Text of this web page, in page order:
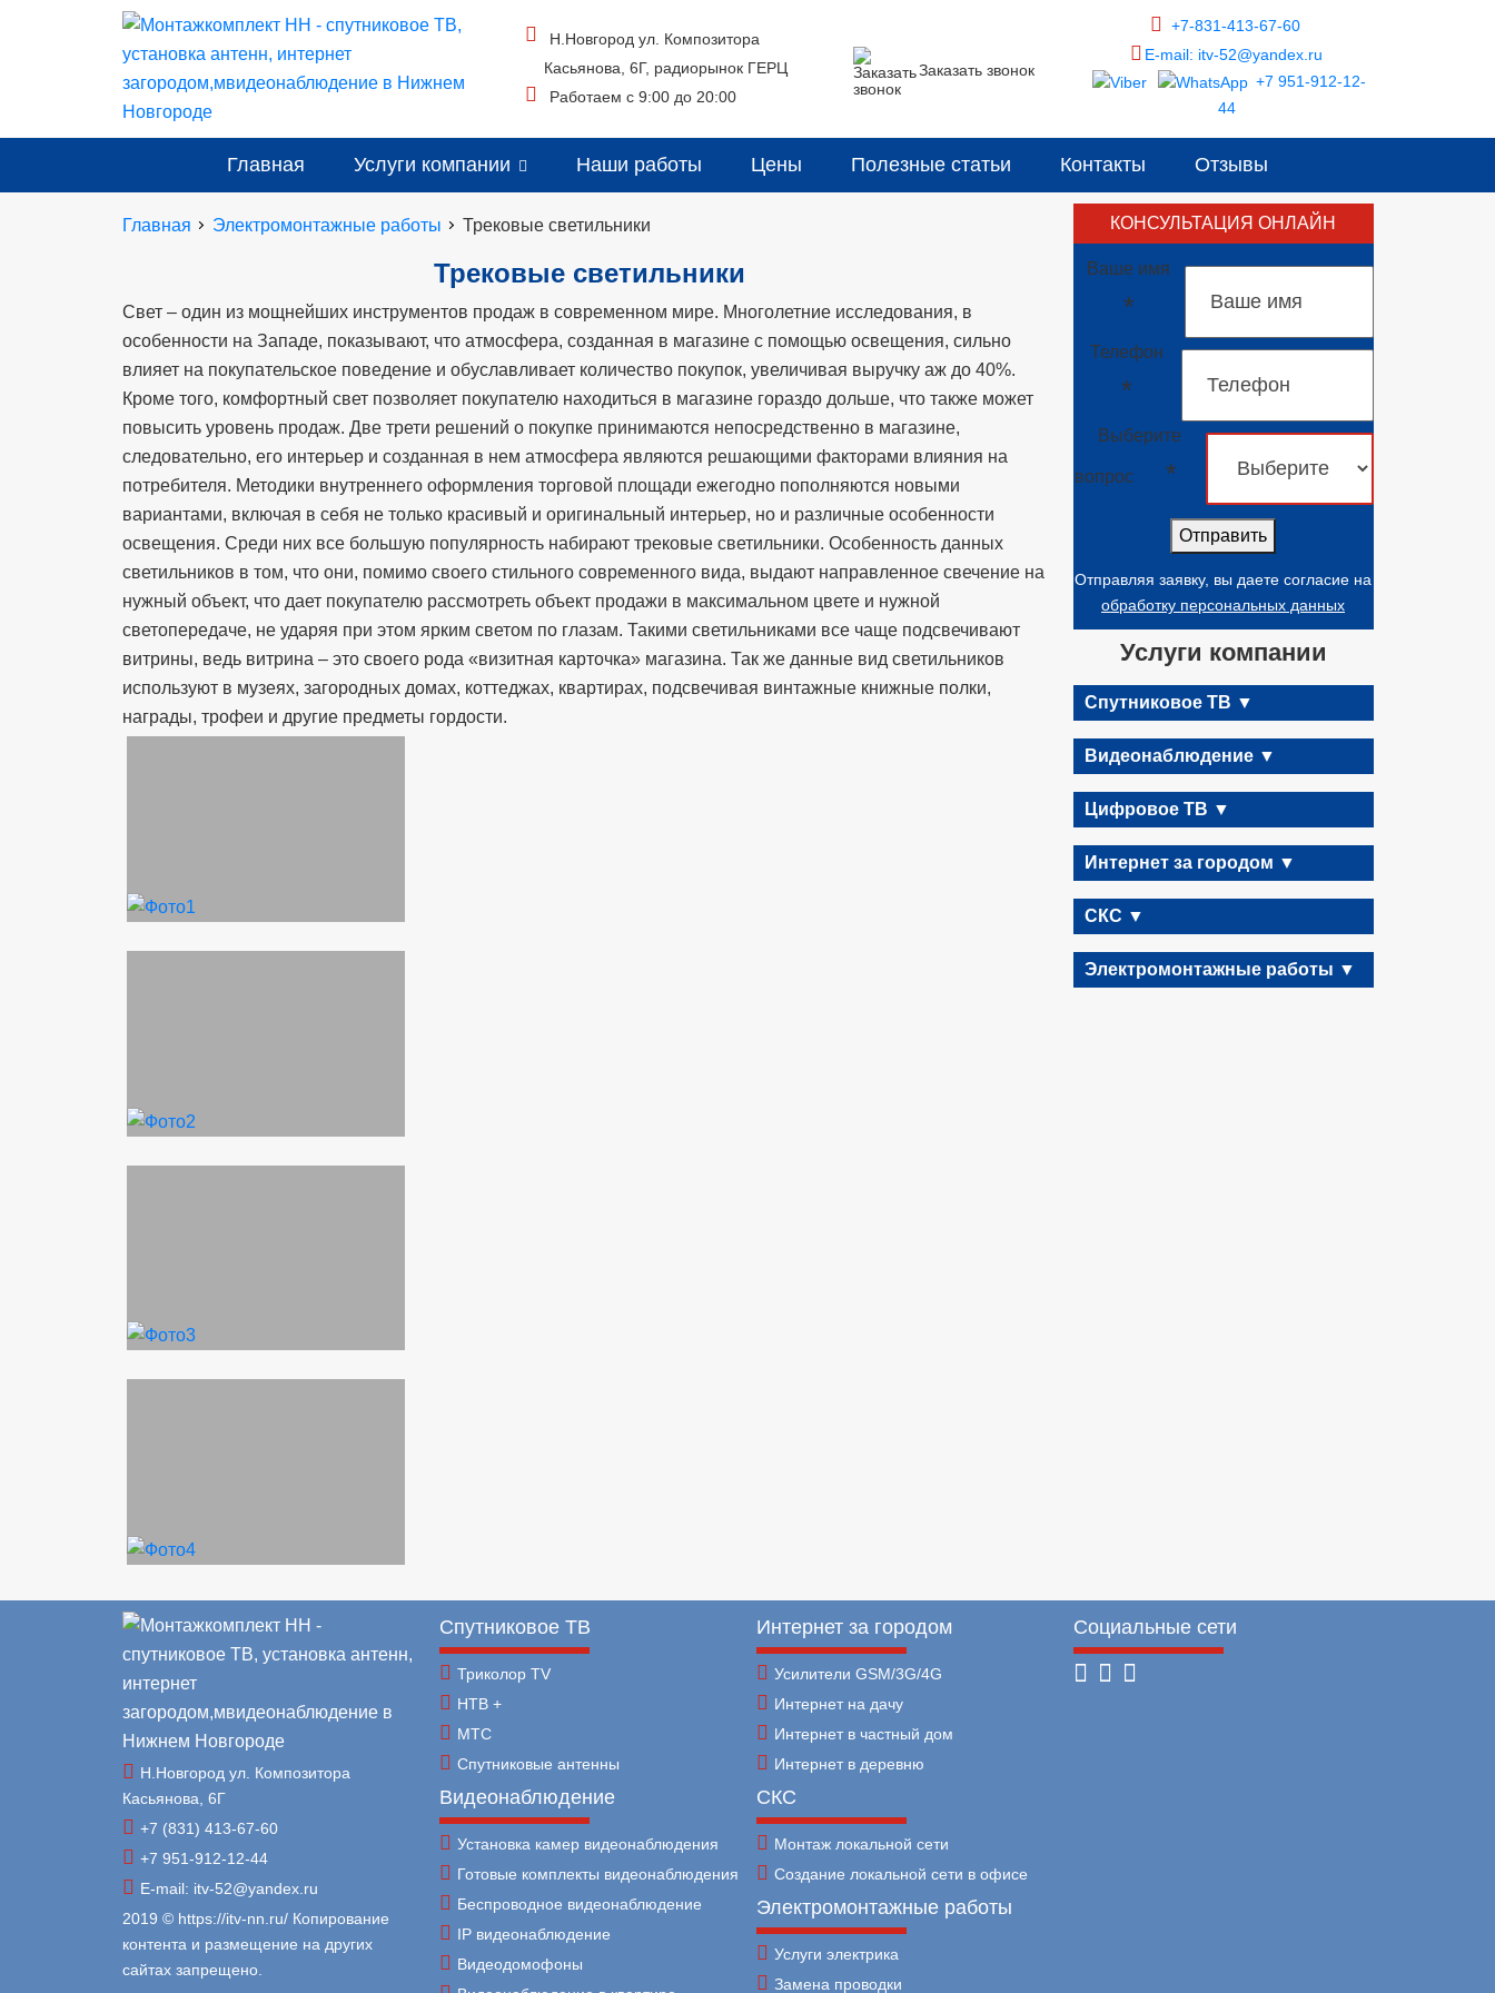
Н.Новгород ул. Композитора
Касьянова, 6Г, радиорынок ГЕРЦ
Работаем с 9:00 до 20:00
Заказать звонок
+7-831-413-67-60
E-mail: itv-52@yandex.ru
+7 951-912-12-
44
Главная Услуги компании Наши работы Цены Полезные статьи Контакты Отзывы
Главная Электромонтажные работы Трековые светильники
Трековые светильники
Свет – один из мощнейших инструментов продаж в современном мире. Многолетние исследования, в
особенности на Западе, показывают, что атмосфера, созданная в магазине с помощью освещения, сильно
влияет на покупательское поведение и обуславливает количество покупок, увеличивая выручку аж до 40%.
Кроме того, комфортный свет позволяет покупателю находиться в магазине гораздо дольше, что также может
повысить уровень продаж. Две трети решений о покупке принимаются непосредственно в магазине,
следовательно, его интерьер и созданная в нем атмосфера являются решающими факторами влияния на
потребителя. Методики внутреннего оформления торговой площади ежегодно пополняются новыми
вариантами, включая в себя не только красивый и оригинальный интерьер, но и различные особенности
освещения. Среди них все большую популярность набирают трековые светильники. Особенность данных
светильников в том, что они, помимо своего стильного современного вида, выдают направленное свечение на
нужный объект, что дает покупателю рассмотреть объект продажи в максимальном цвете и нужной
светопередаче, не ударяя при этом ярким светом по глазам. Такими светильниками все чаще подсвечивают
витрины, ведь витрина – это своего рода «визитная карточка» магазина. Так же данные вид светильников
используют в музеях, загородных домах, коттеджах, квартирах, подсвечивая винтажные книжные полки,
награды, трофеи и другие предметы гордости.
КОНСУЛЬТАЦИЯ ОНЛАЙН
Ваше имя
*
Телефон
*
Выберите
вопрос *
Отправить
Отправляя заявку, вы даете согласие на
обработку персональных данных
Услуги компании
Спутниковое ТВ ▼
Видеонаблюдение ▼
Цифровое ТВ ▼
Интернет за городом ▼
СКС ▼
Электромонтажные работы ▼
Н.Новгород ул. Композитора
Касьянова, 6Г
+7 (831) 413-67-60
+7 951-912-12-44
E-mail: itv-52@yandex.ru
2019 © https://itv-nn.ru/ Копирование
контента и размещение на других
сайтах запрещено.
Спутниковое ТВ
Триколор TV
НТВ +
МТС
Спутниковые антенны
Видеонаблюдение
Установка камер видеонаблюдения
Готовые комплекты видеонаблюдения
Беспроводное видеонаблюдение
IP видеонаблюдение
Видеодомофоны
Интернет за городом
Усилители GSM/3G/4G
Интернет на дачу
Интернет в частный дом
Интернет в деревню
СКС
Монтаж локальной сети
Создание локальной сети в офисе
Электромонтажные работы
Услуги электрика
Замена проводки
Социальные сети